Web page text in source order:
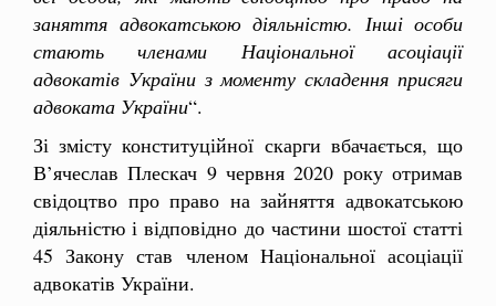
заняття адвокатською діяльністю. Інші особи
стають членами Національної
асоціації
адвокатів України з моменту складення присяги
адвоката України“.
Зі змісту конституційної скарги вбачається, що
В’ячеслав Плескач 9 червня 2020 року отримав
свідоцтво про право на зайняття адвокатською
діяльністю і відповідно до частини шостої статті
45 Закону став членом Національної асоціації
адвокатів України.